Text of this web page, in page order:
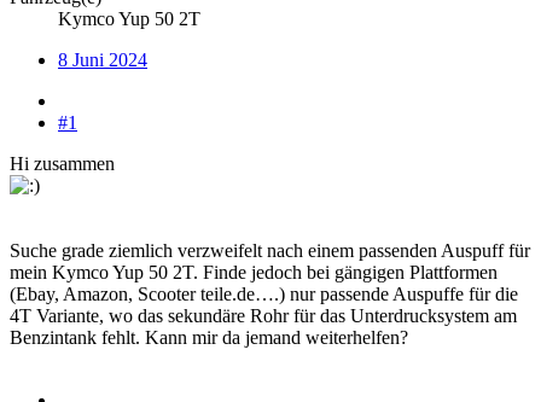
Kymco Yup 50 2T
8 Juni 2024
#1
Hi zusammen
Suche grade ziemlich verzweifelt nach einem passenden Auspuff für
mein Kymco Yup 50 2T. Finde jedoch bei gängigen Plattformen
(Ebay, Amazon, Scooter teile.de….) nur passende Auspuffe für die
4T Variante, wo das sekundäre Rohr für das Unterdrucksystem am
Benzintank fehlt. Kann mir da jemand weiterhelfen?